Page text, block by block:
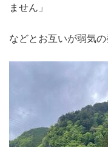
ません」
などとお互いが弱気の